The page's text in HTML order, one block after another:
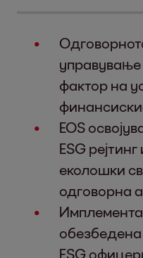
фактор на
EOS
ESG
еколошки
одговорна
ESG